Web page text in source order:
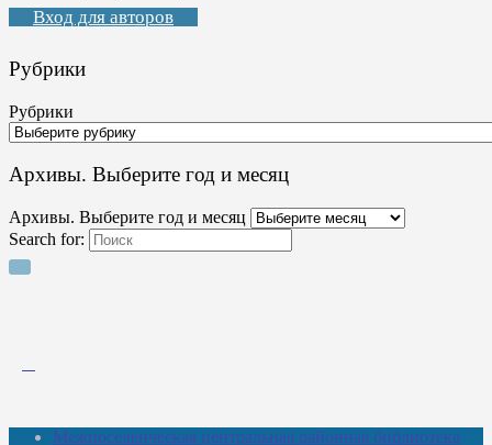
Вход для авторов
Рубрики
Рубрики
Архивы. Выберите год и месяц
Архивы. Выберите год и месяц
Search for:
Межпоселенческая центральная районная библиотека